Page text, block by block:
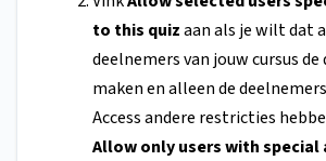
to this quizaan als je wilt dat
deelnemers van jouw cursus
maken en alleen de
Access andere restricties
Allow only users with special